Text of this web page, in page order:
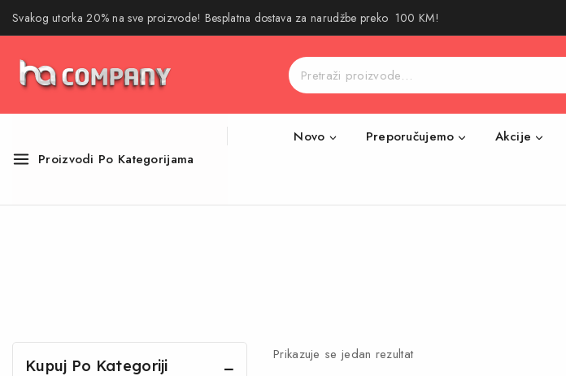
Svakog utorka 20% na sve proizvode! Besplatna dostava za narudžbe preko 100 KM!
Proizvodi Po Kategorijama
Novo Preporučujemo Akcije
Prikazuje se jedan rezultat
Kupuj Po Kategoriji